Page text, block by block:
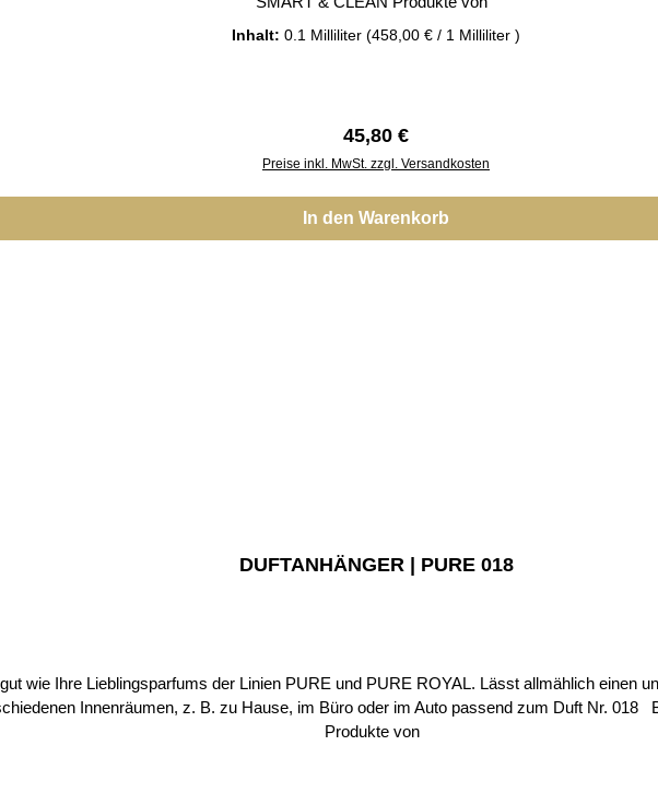
Inhalt: 0.1 Milliliter (458,00 € / 1 Milliliter )
Regulärer Preis:
45,80 €
Preise inkl. MwSt. zzgl. Versandkosten
In den Warenkorb
DUFTANHÄNGER | PURE 018
Linien PURE und PURE ROYAL. Lässt allmählich einen unverwechselbaren Duft frei mit einem elastischen Band
z. B. zu Hause, im Büro oder im Auto passend zum Duft Nr. 018 Bei uns erhalten Sie nur Original SMART & CLEAN